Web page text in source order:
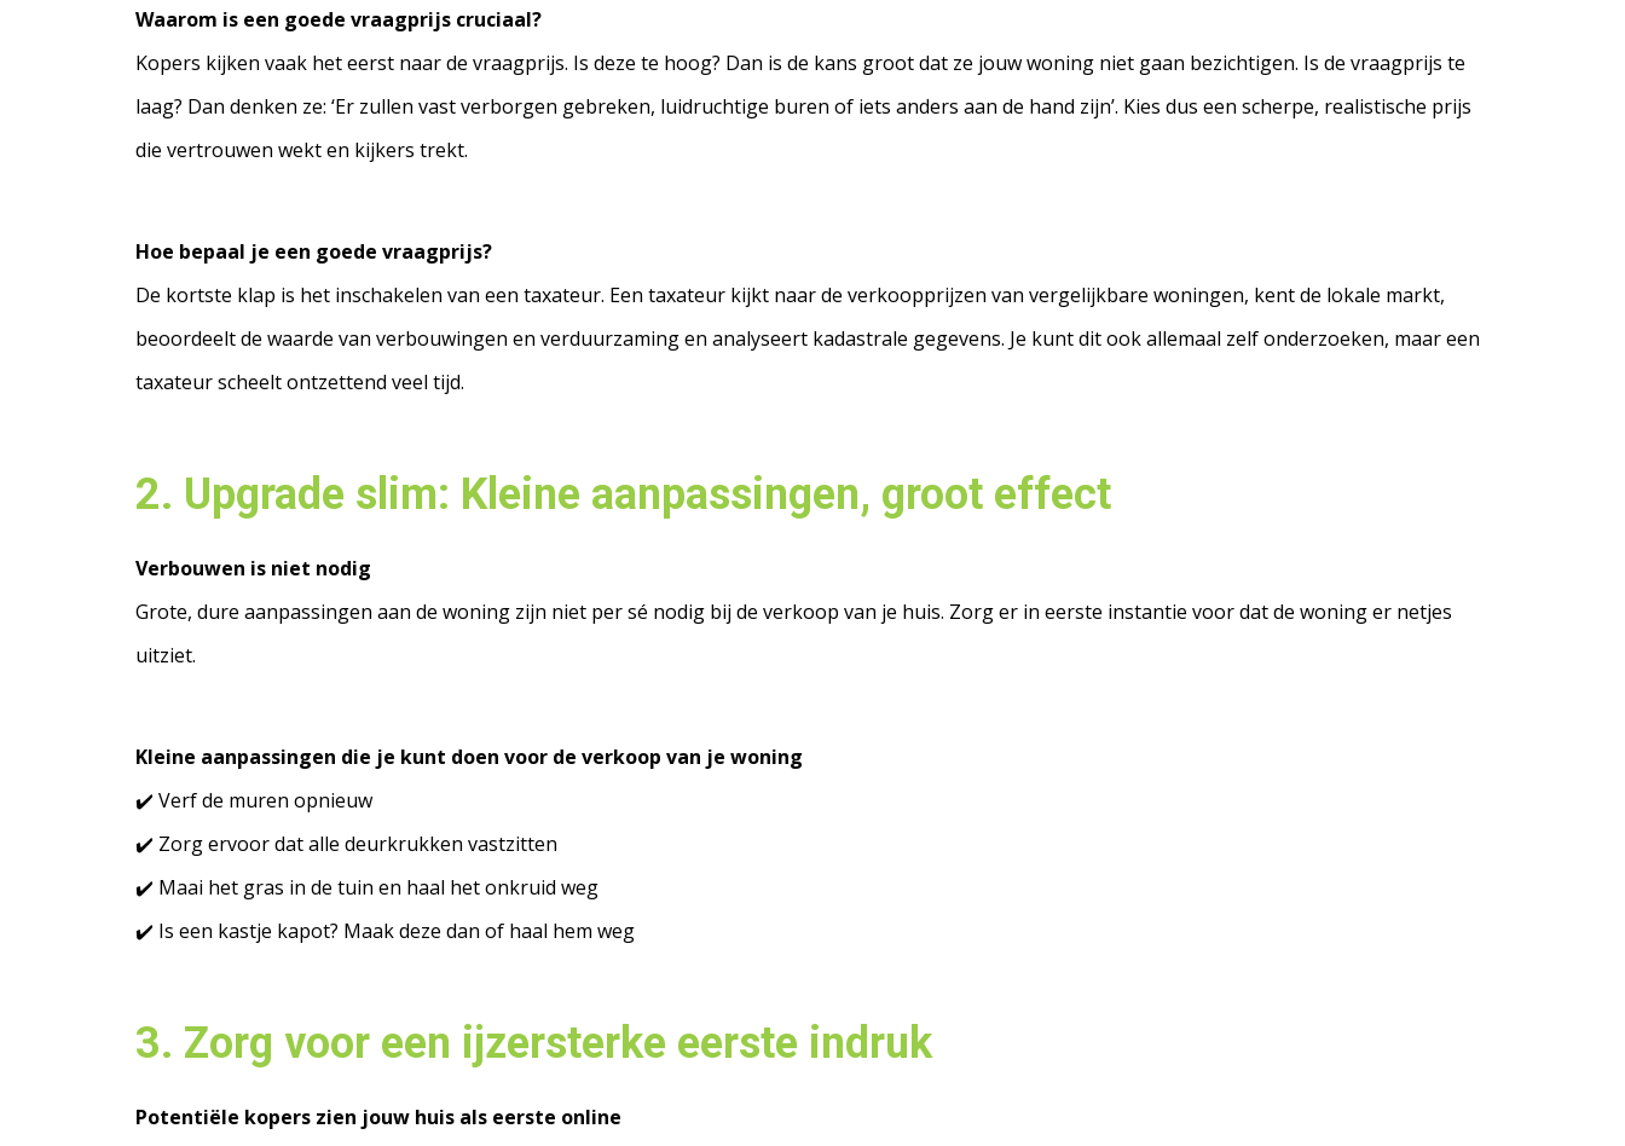
Waarom is een goede vraagprijs cruciaal?
Kopers kijken vaak het eerst naar de vraagprijs. Is deze te hoog? Dan is de kans groot dat ze jouw woning niet gaan bezichtigen. Is de vraagprijs te
laag? Dan denken ze: ‘Er zullen vast verborgen gebreken, luidruchtige buren of iets anders aan de hand zijn’. Kies dus een scherpe, realistische prijs
die vertrouwen wekt en kijkers trekt.
Hoe bepaal je een goede vraagprijs?
De kortste klap is het inschakelen van een taxateur. Een taxateur kijkt naar de verkoopprijzen van vergelijkbare woningen, kent de lokale markt,
beoordeelt de waarde van verbouwingen en verduurzaming en analyseert kadastrale gegevens. Je kunt dit ook allemaal zelf onderzoeken, maar een
taxateur scheelt ontzettend veel tijd.
2. Upgrade slim: Kleine aanpassingen, groot effect
Verbouwen is niet nodig
Grote, dure aanpassingen aan de woning zijn niet per sé nodig bij de verkoop van je huis. Zorg er in eerste instantie voor dat de woning er netjes
uitziet.
Kleine aanpassingen die je kunt doen voor de verkoop van je woning
✔️ Verf de muren opnieuw
✔️ Zorg ervoor dat alle deurkrukken vastzitten
✔️ Maai het gras in de tuin en haal het onkruid weg
✔️ Is een kastje kapot? Maak deze dan of haal hem weg
3. Zorg voor een ijzersterke eerste indruk
Potentiële kopers zien jouw huis als eerste online